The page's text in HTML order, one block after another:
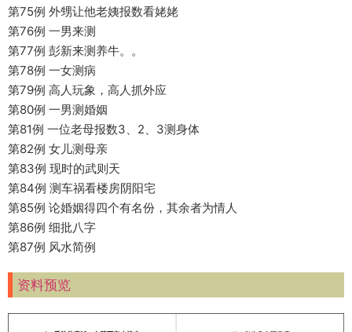
第75例 外甥让他老姨报数看姥姥
第76例 一男来测
第77例 彭新来测养牛。。
第78例 一女测病
第79例 高人玩象，高人抓外应
第80例 一男测婚姻
第81例 一位老母报数3、2、3测身体
第82例 女儿测母亲
第83例 现时的武则天
第84例 测车祸看楼房阴阳宅
第85例 论婚姻得四个有名份，其余者为情人
第86例 细批八字
第87例 风水简例
资料预览